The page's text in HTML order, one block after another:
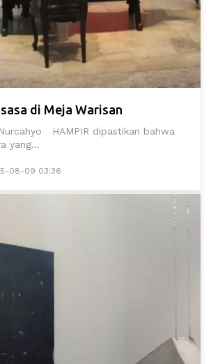
di Meja Warisan
HAMPIR dipastikan bahwa
yang...
08-09 03:36